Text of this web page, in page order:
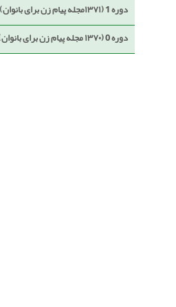
دوره 1 (۱۳۷۱مجله پیام زن برای بانوان)
دوره 0 (۱۳۷۰ مجله پیام زن برای بانوان)